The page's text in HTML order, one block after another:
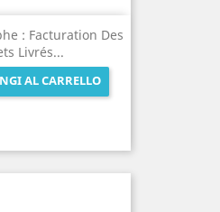
: Facturation Des
Livrés...
AL CARRELLO